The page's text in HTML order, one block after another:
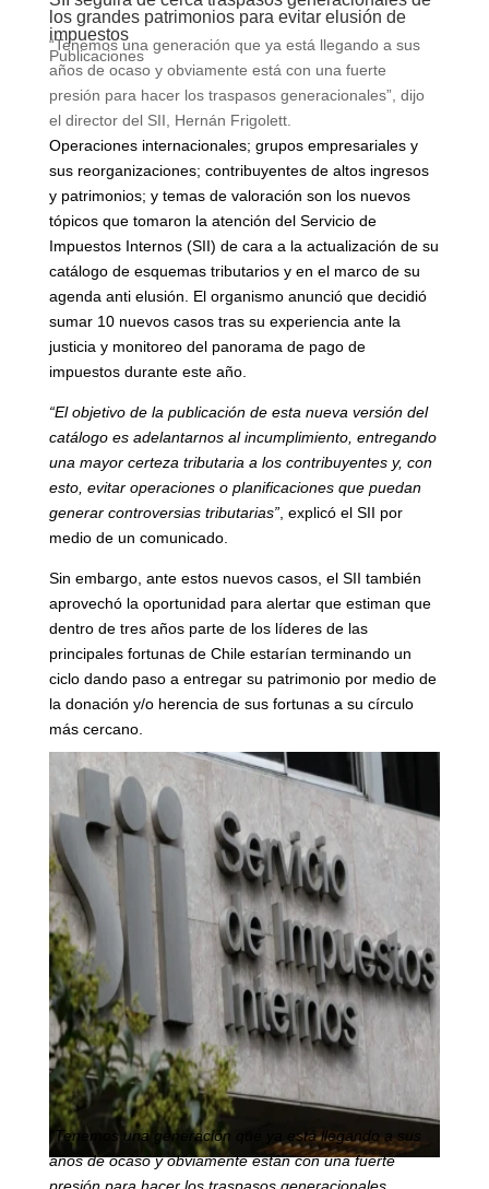
los grandes patrimonios para evitar elusión de
impuestos
Publicaciones
“Tenemos una generación que ya está llegando a sus
años de ocaso y obviamente está con una fuerte
presión para hacer los traspasos generacionales”, dijo
el director del SII, Hernán Frigolett.
Operaciones internacionales; grupos empresariales y
sus reorganizaciones; contribuyentes de altos ingresos
y patrimonios; y temas de valoración son los nuevos
tópicos que tomaron la atención del Servicio de
Impuestos Internos (SII) de cara a la actualización de su
catálogo de esquemas tributarios y en el marco de su
agenda anti elusión. El organismo anunció que decidió
sumar 10 nuevos casos tras su experiencia ante la
justicia y monitoreo del panorama de pago de
impuestos durante este año.
“El objetivo de la publicación de esta nueva versión del
catálogo es adelantarnos al incumplimiento, entregando
una mayor certeza tributaria a los contribuyentes y, con
esto, evitar operaciones o planificaciones que puedan
generar controversias tributarias”, explicó el SII por
medio de un comunicado.
Sin embargo, ante estos nuevos casos, el SII también
aprovechó la oportunidad para alertar que estiman que
dentro de tres años parte de los líderes de las
principales fortunas de Chile estarían terminando un
ciclo dando paso a entregar su patrimonio por medio de
la donación y/o herencia de sus fortunas a su círculo
más cercano.
“Tenemos una generación que ya está llegando a sus
años de ocaso y obviamente están con una fuerte